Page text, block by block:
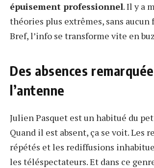
épuisement professionnel. Il y a
théories plus extrêmes, sans aucun
Bref, l’info se transforme vite en
Des absences
l’antenne
Julien Pasquet est un habitué du
Quand il est absent, ça se voit. Les
répétés et les rediffusions
les téléspectateurs. Et dans ce